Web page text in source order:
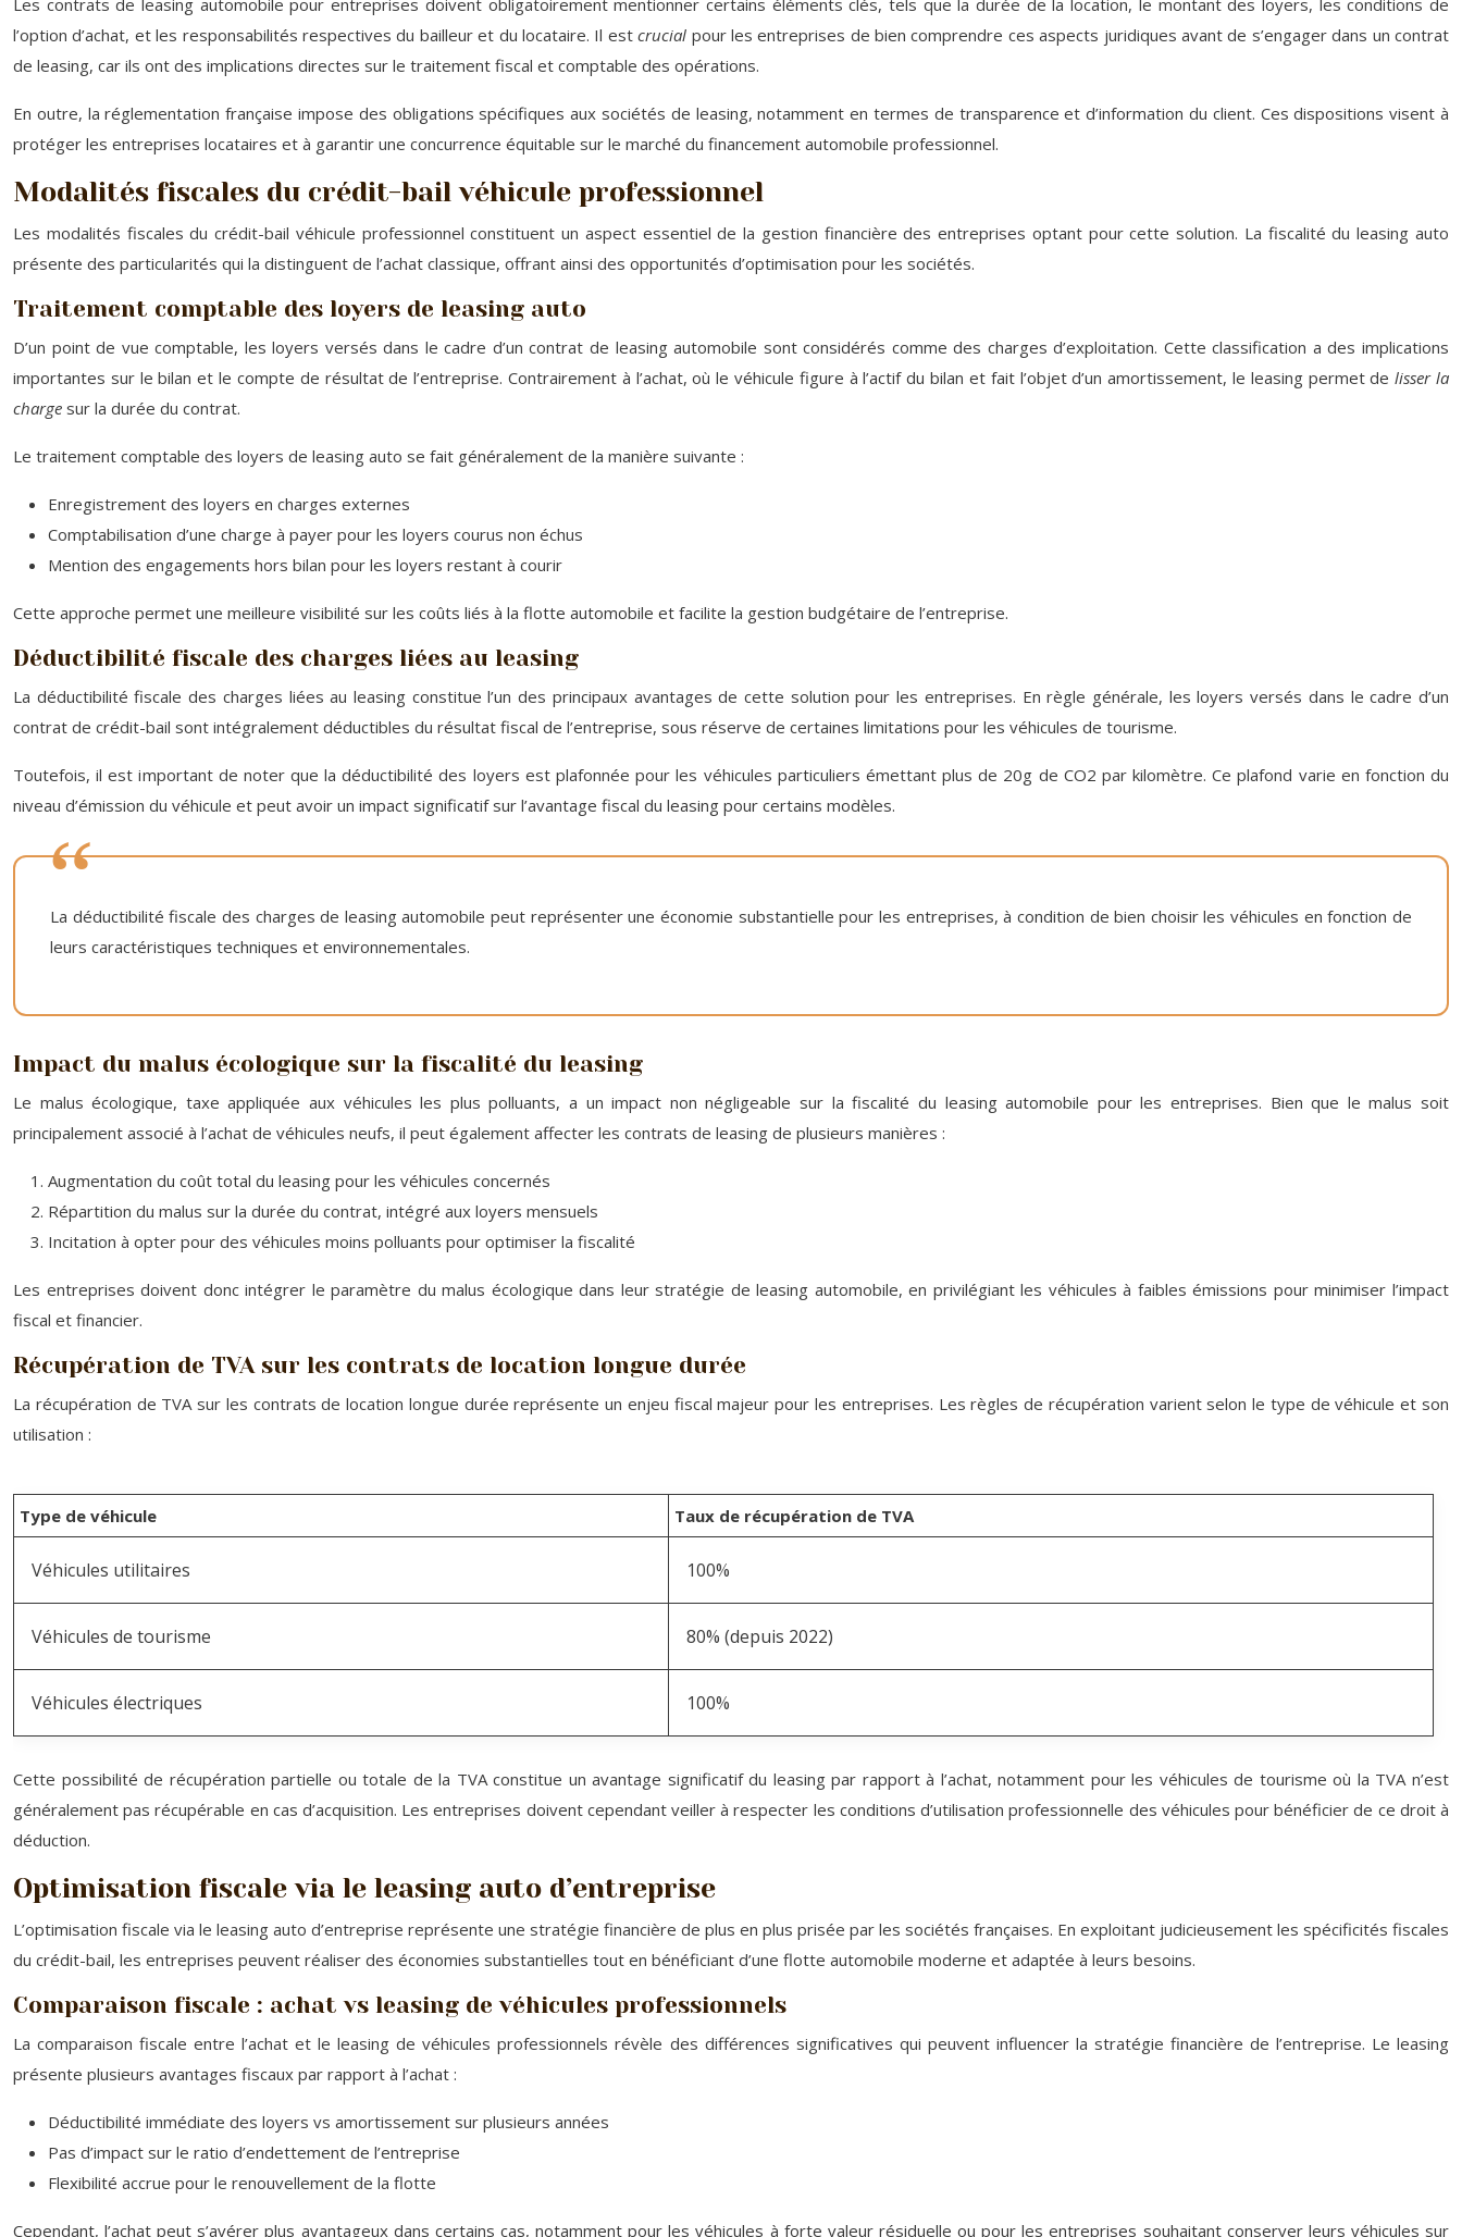
Les contrats de leasing automobile pour entreprises doivent obligatoirement mentionner certains éléments clés, tels que la durée de la location, le montant des loyers, les conditions de
l’option d’achat, et les responsabilités respectives du bailleur et du locataire. Il estcrucial pour les entreprises de bien comprendre ces aspects juridiques avant de s’engager dans un contrat
de leasing, car ils ont des implications directes sur le traitement fiscal et comptable des opérations.
En outre, la réglementation française impose des obligations spécifiques aux sociétés de leasing, notamment en termes de transparence et d’information du client. Ces dispositions visent à
protéger les entreprises locataires et à garantir une concurrence équitable sur le marché du financement automobile professionnel.
Modalités fiscales du crédit-bail véhicule professionnel
Les modalités fiscales du crédit-bail véhicule professionnel constituent un aspect essentiel de la gestion financière des entreprises optant pour cette solution. La fiscalité du leasing auto
présente des particularités qui la distinguent de l’achat classique, offrant ainsi des opportunités d’optimisation pour les sociétés.
Traitement comptable des loyers de leasing auto
D’un point de vue comptable, les loyers versés dans le cadre d’un contrat de leasing automobile sont considérés comme des charges d’exploitation. Cette classification a des implications
importantes sur le bilan et le compte de résultat de l’entreprise. Contrairement à l’achat, où le véhicule figure à l’actif du bilan et fait l’objet d’un amortissement, le leasing permet delisser la
charge sur la durée du contrat.
Le traitement comptable des loyers de leasing auto se fait généralement de la manière suivante :
Enregistrement des loyers en charges externes
Comptabilisation d’une charge à payer pour les loyers courus non échus
Mention des engagements hors bilan pour les loyers restant à courir
Cette approche permet une meilleure visibilité sur les coûts liés à la flotte automobile et facilite la gestion budgétaire de l’entreprise.
Déductibilité fiscale des charges liées au leasing
La déductibilité fiscale des charges liées au leasing constitue l’un des principaux avantages de cette solution pour les entreprises. En règle générale, les loyers versés dans le cadre d’un
contrat de crédit-bail sont intégralement déductibles du résultat fiscal de l’entreprise, sous réserve de certaines limitations pour les véhicules de tourisme.
Toutefois, il est important de noter que la déductibilité des loyers est plafonnée pour les véhicules particuliers émettant plus de 20g de CO2 par kilomètre. Ce plafond varie en fonction du
niveau d’émission du véhicule et peut avoir un impact significatif sur l’avantage fiscal du leasing pour certains modèles.
La déductibilité fiscale des charges de leasing automobile peut représenter une économie substantielle pour les entreprises, à condition de bien choisir les véhicules en fonction de
leurs caractéristiques techniques et environnementales.
Impact du malus écologique sur la fiscalité du leasing
Le malus écologique, taxe appliquée aux véhicules les plus polluants, a un impact non négligeable sur la fiscalité du leasing automobile pour les entreprises. Bien que le malus soit
principalement associé à l’achat de véhicules neufs, il peut également affecter les contrats de leasing de plusieurs manières :
Augmentation du coût total du leasing pour les véhicules concernés
Répartition du malus sur la durée du contrat, intégré aux loyers mensuels
Incitation à opter pour des véhicules moins polluants pour optimiser la fiscalité
Les entreprises doivent donc intégrer le paramètre du malus écologique dans leur stratégie de leasing automobile, en privilégiant les véhicules à faibles émissions pour minimiser l’impact
fiscal et financier.
Récupération de TVA sur les contrats de location longue durée
La récupération de TVA sur les contrats de location longue durée représente un enjeu fiscal majeur pour les entreprises. Les règles de récupération varient selon le type de véhicule et son
utilisation :
Type de véhicule Taux de récupération de TVA
Véhicules utilitaires 100%
Véhicules de tourisme 80% (depuis 2022)
Véhicules électriques 100%
Cette possibilité de récupération partielle ou totale de la TVA constitue un avantage significatif du leasing par rapport à l’achat, notamment pour les véhicules de tourisme où la TVA n’est
généralement pas récupérable en cas d’acquisition. Les entreprises doivent cependant veiller à respecter les conditions d’utilisation professionnelle des véhicules pour bénéficier de ce droit à
déduction.
Optimisation fiscale via le leasing auto d’entreprise
L’optimisation fiscale via le leasing auto d’entreprise représente une stratégie financière de plus en plus prisée par les sociétés françaises. En exploitant judicieusement les spécificités fiscales
du crédit-bail, les entreprises peuvent réaliser des économies substantielles tout en bénéficiant d’une flotte automobile moderne et adaptée à leurs besoins.
Comparaison fiscale : achat vs leasing de véhicules professionnels
La comparaison fiscale entre l’achat et le leasing de véhicules professionnels révèle des différences significatives qui peuvent influencer la stratégie financière de l’entreprise. Le leasing
présente plusieurs avantages fiscaux par rapport à l’achat :
Déductibilité immédiate des loyers vs amortissement sur plusieurs années
Pas d’impact sur le ratio d’endettement de l’entreprise
Flexibilité accrue pour le renouvellement de la flotte
Cependant, l’achat peut s’avérer plus avantageux dans certains cas, notamment pour les véhicules à forte valeur résiduelle ou pour les entreprises souhaitant conserver leurs véhicules sur